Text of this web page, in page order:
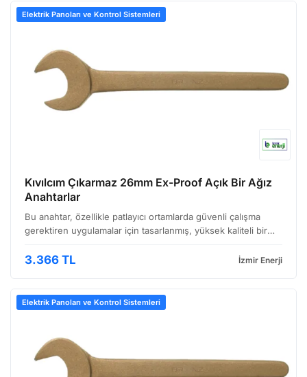
Elektrik Panoları ve Kontrol Sistemleri
Kıvılcım Çıkarmaz 26mm Ex-Proof Açık Bir Ağız
Anahtarlar
Bu anahtar, özellikle patlayıcı ortamlarda güvenli çalışma
gerektiren uygulamalar için tasarlanmış, yüksek kaliteli bir
petrokimya tesislerinde, maden ocaklarında ve d…
3.366 TL İzmir Enerji
Elektrik Panoları ve Kontrol Sistemleri